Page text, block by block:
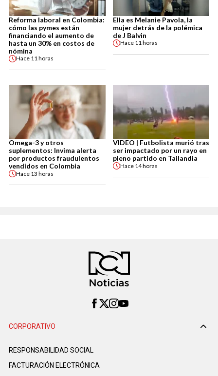
Reforma laboral en Colombia:
cómo las pymes están
financiando el aumento de
hasta un 30% en costos de
nómina
Hace 11 horas
Ella es Melanie Pavola, la
mujer detrás de la polémica
de J Balvin
Hace 11 horas
Omega-3 y otros
suplementos: Invima alerta
por productos fraudulentos
vendidos en Colombia
Hace 13 horas
VIDEO | Futbolista murió tras
ser impactado por un rayo en
pleno partido en Tailandia
Hace 14 horas
CORPORATIVO
RESPONSABILIDAD SOCIAL
FACTURACIÓN ELECTRÓNICA